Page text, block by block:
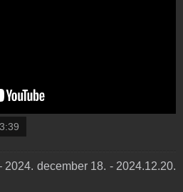
december 18. - 2024.12.20.